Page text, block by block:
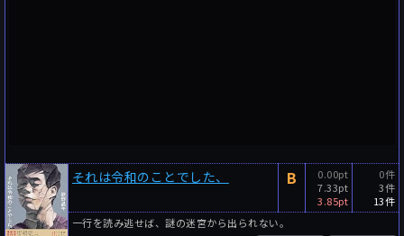
それは令和のことでした、 B
0.00pt
7.33pt
3.85pt
0件
3件
13件
一行を読み逃せば、謎の迷宮から出られない。